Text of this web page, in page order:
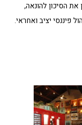
את הסיכון להונאה,
פיננסי יציב ואחראי.